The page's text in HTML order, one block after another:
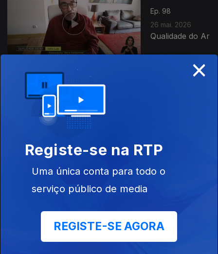
Ep. 98
26 mai. 2026
Qualidade do Ar
Ep. 96
Todos
×
Registe-se na RTP
Uma única conta para todo o
serviço público de media
REGISTE-SE AGORA